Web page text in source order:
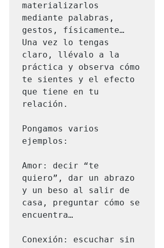
materializarlos
mediante palabras,
gestos, físicamente…
Una vez lo tengas
claro, llévalo a la
práctica y observa cómo
te sientes y el efecto
que tiene en tu
relación.
Pongamos varios
ejemplos:
Amor: decir “te
quiero”, dar un abrazo
y un beso al salir de
casa, preguntar cómo se
encuentra…
Conexión: escuchar sin